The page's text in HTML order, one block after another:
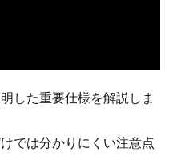
した重要仕様を解説しま
では分かりにくい注意点